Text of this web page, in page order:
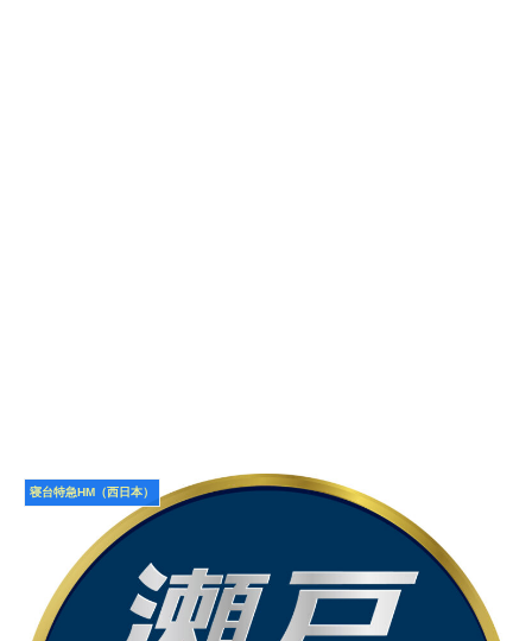
寝台特急HM（西日本）